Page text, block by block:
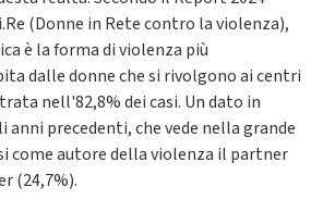
(Donne in Rete contro la violenza),
è la forma di violenza più
dalle donne che si rivolgono ai centri
nell'82,8% dei casi. Un dato in
precedenti, che vede nella grande
come autore della violenza il partner
(24,7%).